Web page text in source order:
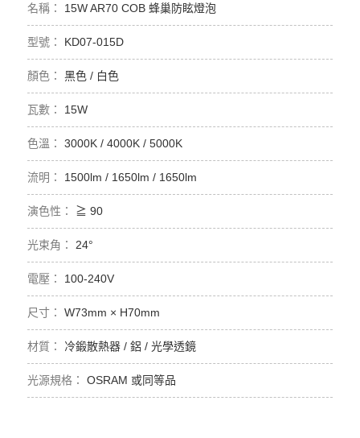
15W AR70 COB 蜂巢防眩燈泡
KD07-015D
黑色 / 白色
15W
3000K / 4000K / 5000K
1500lm / 1650lm / 1650lm
≧ 90
24°
100-240V
W73mm × H70mm
冷鍛散熱器 / 鋁 / 光學透鏡
OSRAM 或同等品